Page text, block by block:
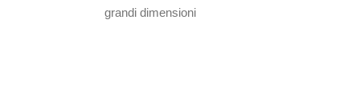
grandi dimensioni